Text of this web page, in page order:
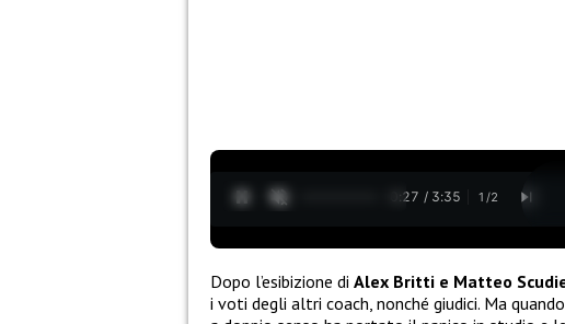
0:28 / 3:35 1 /2
Dopo l’esibizione di Alex Britti e Matteo
i voti degli altri coach, nonché giudici. Ma